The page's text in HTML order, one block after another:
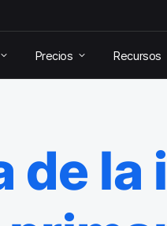
Precios Recursos
de